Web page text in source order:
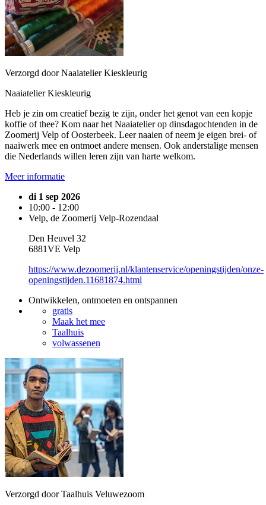
Verzorgd door Naaiatelier Kieskleurig
Naaiatelier Kieskleurig
Heb je zin om creatief bezig te zijn, onder het genot van een kopje
koffie of thee? Kom naar het Naaiatelier op dinsdagochtenden in de
Zoomerij Velp of Oosterbeek. Leer naaien of neem je eigen brei- of
naaiwerk mee en ontmoet andere mensen. Ook anderstalige mensen
die Nederlands willen leren zijn van harte welkom.
Meer informatie
di 1 sep 2026
10:00 - 12:00
Velp, de Zoomerij Velp-Rozendaal
Den Heuvel 32
6881VE Velp
https://www.dezoomerij.nl/klantenservice/openingstijden/onze-
openingstijden.11681874.html
Ontwikkelen, ontmoeten en ontspannen
gratis
Maak het mee
Taalhuis
volwassenen
Verzorgd door Taalhuis Veluwezoom